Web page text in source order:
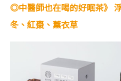
◎中醫師也在喝的好眠茶》
冬、紅棗、薰衣草